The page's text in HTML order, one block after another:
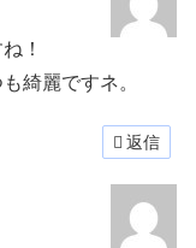
！
綺麗ですネ。
返信